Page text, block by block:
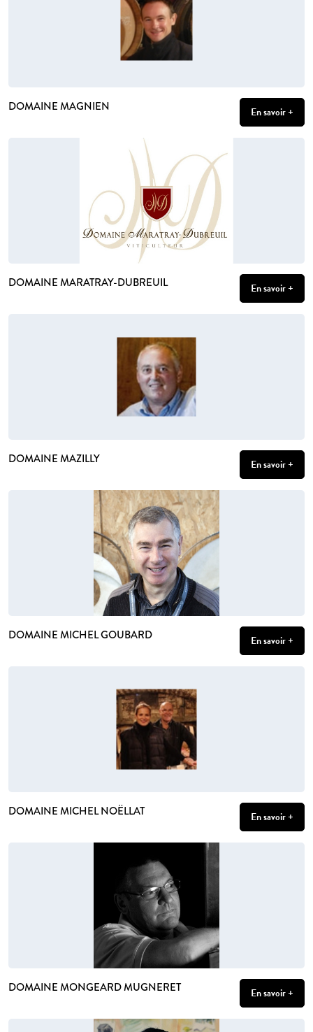
DOMAINE MAGNIEN En savoir +
DOMAINE MARATRAY-DUBREUIL En savoir +
DOMAINE MAZILLY En savoir +
DOMAINE MICHEL GOUBARD En savoir +
DOMAINE MICHEL NOËLLAT En savoir +
DOMAINE MONGEARD MUGNERET En savoir +